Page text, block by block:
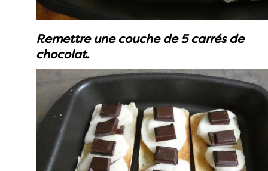
Remettre une couche de 5 carrés de
chocolat.